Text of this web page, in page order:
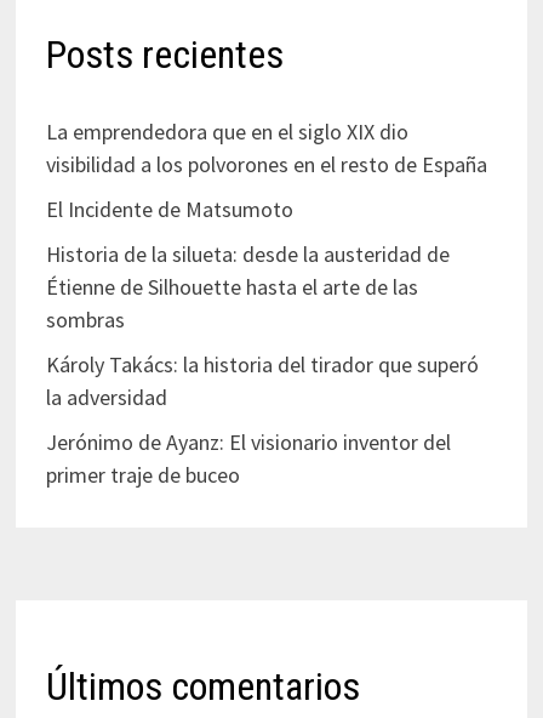
Posts recientes
La emprendedora que en el siglo XIX dio
visibilidad a los polvorones en el resto de España
El Incidente de Matsumoto
Historia de la silueta: desde la austeridad de
Étienne de Silhouette hasta el arte de las
sombras
Károly Takács: la historia del tirador que superó
la adversidad
Jerónimo de Ayanz: El visionario inventor del
primer traje de buceo
Últimos comentarios